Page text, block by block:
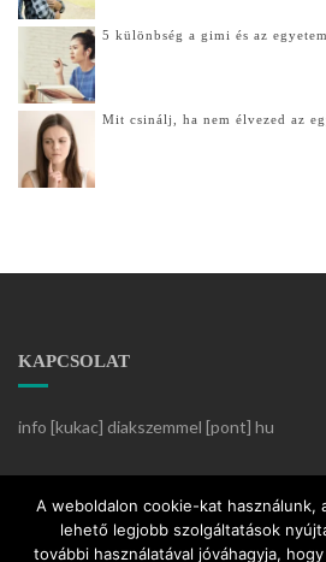
5 különbség a gimi és az
Mit csinálj, ha nem élvezed az
KAPCSOLAT
info [kukac] diakszemmel [pont] hu
Készítette:KözösségiKlikk
A weboldalon cookie-kat használunk,
lehető legjobb szolgáltatások
további használatával jóváhagyja,